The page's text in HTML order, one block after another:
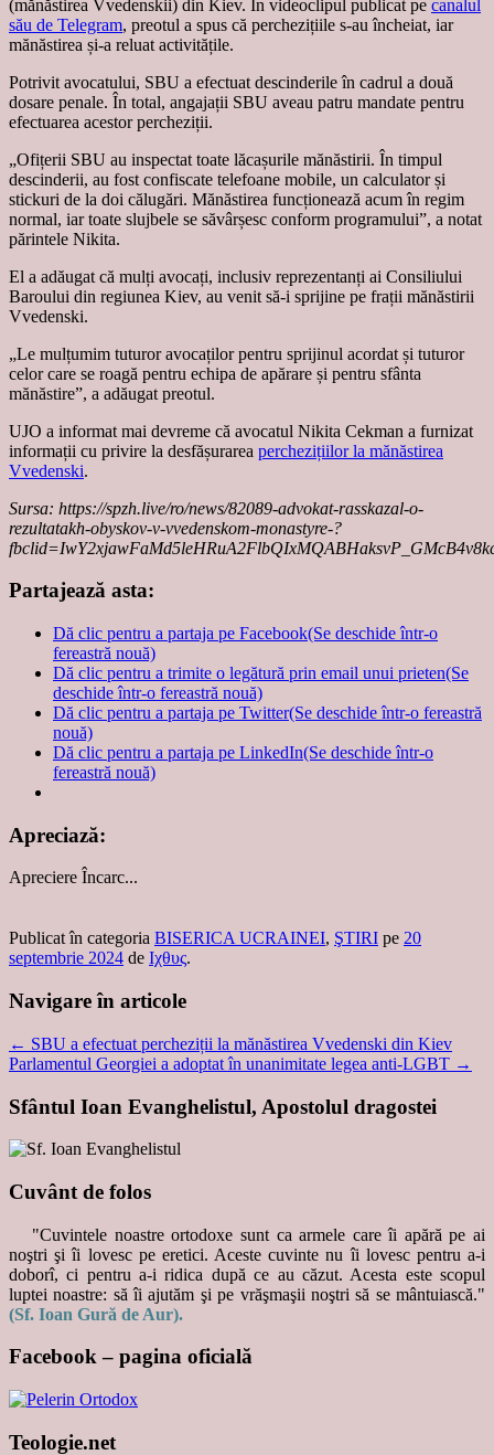
(mănăstirea Vvedenskii) din Kiev. În videoclipul publicat pe canalul
său de Telegram, preotul a spus că perchezițiile s-au încheiat, iar
mănăstirea și-a reluat activitățile.
Potrivit avocatului, SBU a efectuat descinderile în cadrul a două
dosare penale. În total, angajații SBU aveau patru mandate pentru
efectuarea acestor percheziții.
„Ofițerii SBU au inspectat toate lăcașurile mănăstirii. În timpul
descinderii, au fost confiscate telefoane mobile, un calculator și
stickuri de la doi călugări. Mănăstirea funcționează acum în regim
normal, iar toate slujbele se săvârșesc conform programului”, a notat
părintele Nikita.
El a adăugat că mulți avocați, inclusiv reprezentanți ai Consiliului
Baroului din regiunea Kiev, au venit să-i sprijine pe frații mănăstirii
Vvedenski.
„Le mulțumim tuturor avocaților pentru sprijinul acordat și tuturor
celor care se roagă pentru echipa de apărare și pentru sfânta
mănăstire”, a adăugat preotul.
UJO a informat mai devreme că avocatul Nikita Cekman a furnizat
informații cu privire la desfășurarea perchezițiilor la mănăstirea
Vvedenski.
Sursa: https://spzh.live/ro/news/82089-advokat-rasskazal-o-
rezultatakh-obyskov-v-vvedenskom-monastyre-?
Partajează asta:
Dă clic pentru a partaja pe Facebook(Se deschide într-o
fereastră nouă)
Dă clic pentru a trimite o legătură prin email unui prieten(Se
deschide într-o fereastră nouă)
Dă clic pentru a partaja pe Twitter(Se deschide într-o fereastră
nouă)
Dă clic pentru a partaja pe LinkedIn(Se deschide într-o
fereastră nouă)
Apreciază:
Apreciere Încarc...
Publicat în categoria BISERICA UCRAINEI, ŞTIRI pe 20
septembrie 2024 de Ιχθυς.
Navigare în articole
← SBU a efectuat percheziții la mănăstirea Vvedenski din Kiev
Parlamentul Georgiei a adoptat în unanimitate legea anti-LGBT →
Sfântul Ioan Evanghelistul, Apostolul dragostei
Cuvânt de folos
"Cuvintele noastre ortodoxe sunt ca armele care îi apără pe ai
noştri şi îi lovesc pe eretici. Aceste cuvinte nu îi lovesc pentru a-i
doborî, ci pentru a-i ridica după ce au căzut. Acesta este scopul
luptei noastre: să îi ajutăm şi pe vrăşmaşii noştri să se mântuiască."
(Sf. Ioan Gură de Aur).
Facebook – pagina oficială
Teologie.net